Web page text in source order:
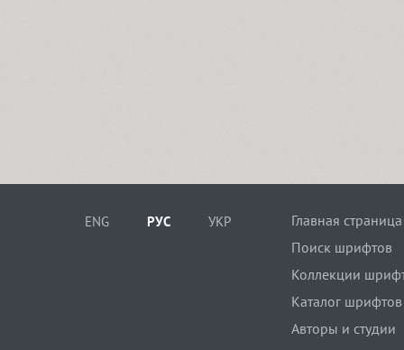
ENG РУС УКР
Главная страница
Поиск шрифтов
Коллекции
Каталог шрифтов
Авторы и студии